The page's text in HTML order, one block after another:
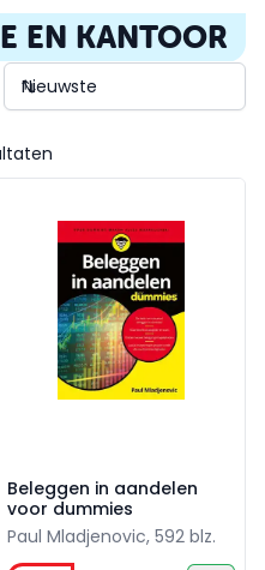
EN KANTOOR
Beleggen in aandelen
voor dummies
Paul Mladjenovic, 592 blz.